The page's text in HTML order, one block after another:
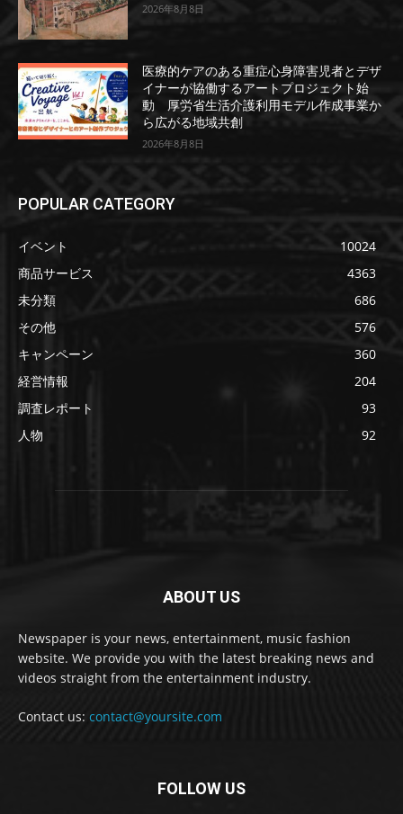
2026年8月8日
医療的ケアのある重症心身障害児者とデザ
イナーが協働するアートプロジェクト始
動 厚労省生活介護利用モデル作成事業か
ら広がる地域共創
2026年8月8日
POPULAR CATEGORY
イベント
10024
商品サービス
4363
未分類
686
その他
576
キャンペーン
360
経営情報
204
調査レポート
93
人物
92
ABOUT US
Newspaper is your news, entertainment, music fashion
website. We provide you with the latest breaking news and
videos straight from the entertainment industry.
Contact us: contact@yoursite.com
FOLLOW US